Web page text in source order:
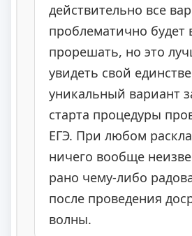
действительно все
проблематично будет
прорешать, но это
увидеть свой
уникальный вариант
старта процедуры
ЕГЭ. При любом
ничего вообще
рано чему-либо
после проведения
волны.